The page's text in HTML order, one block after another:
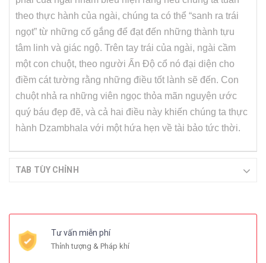
theo thực hành của ngài, chúng ta có thể “sanh ra trái
ngọt” từ những cố gắng để đạt đến những thành tựu
tâm linh và giác ngộ. Trên tay trái của ngài, ngài cầm
một con chuột, theo người Ấn Độ cổ nó đại diện cho
điềm cát tường rằng những điều tốt lành sẽ đến. Con
chuột nhả ra những viên ngọc thỏa mãn nguyện ước
quý báu đẹp đẽ, và cả hai điều này khiến chúng ta thực
hành Dzambhala với một hứa hẹn về tài bảo tức thời.
TAB TÙY CHỈNH
Tư vấn miễn phí
Thỉnh tượng & Pháp khí